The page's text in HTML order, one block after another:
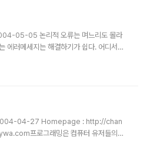
05-05 논리적 오류는 며느리도 몰라
에러메세지는 해결하기가 쉽다. 어디서
실행도 되면서도 정상적으로 동작하지
다음에 유사한 증상이 발생했을 때 나
도움이 되었으면 한다. Q1 : 문자열 출
문자열이 저장될 메모리 공간을 제대로
04-27 Homepage : http://chan
프로그래밍은 컴퓨터 유저들의
노가다맨이나 폐인정도로 치부하는 사